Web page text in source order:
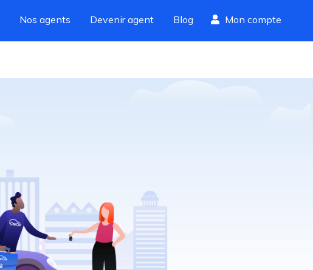
Nos agents Devenir agent Blog Mon compte